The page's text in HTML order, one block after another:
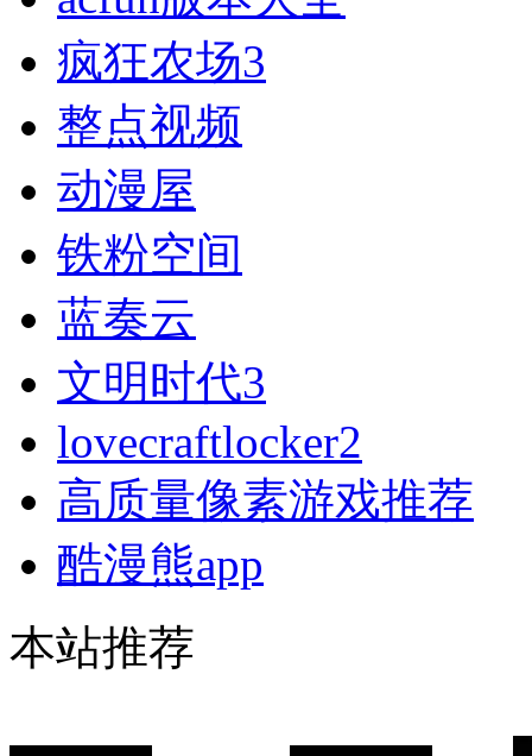
疯狂农场3
整点视频
动漫屋
铁粉空间
蓝奏云
文明时代3
lovecraftlocker2
高质量像素游戏推荐
酷漫熊app
本站推荐